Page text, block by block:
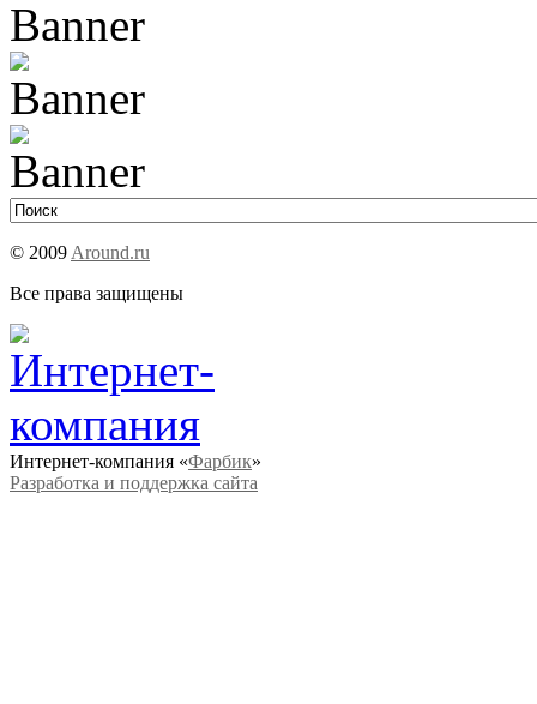
© 2009 Around.ru
Все права защищены
Интернет-компания «Фарбик»
Разработка и поддержка сайта